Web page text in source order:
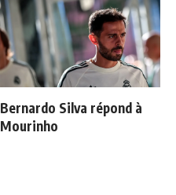
Bernardo Silva répond à
Mourinho